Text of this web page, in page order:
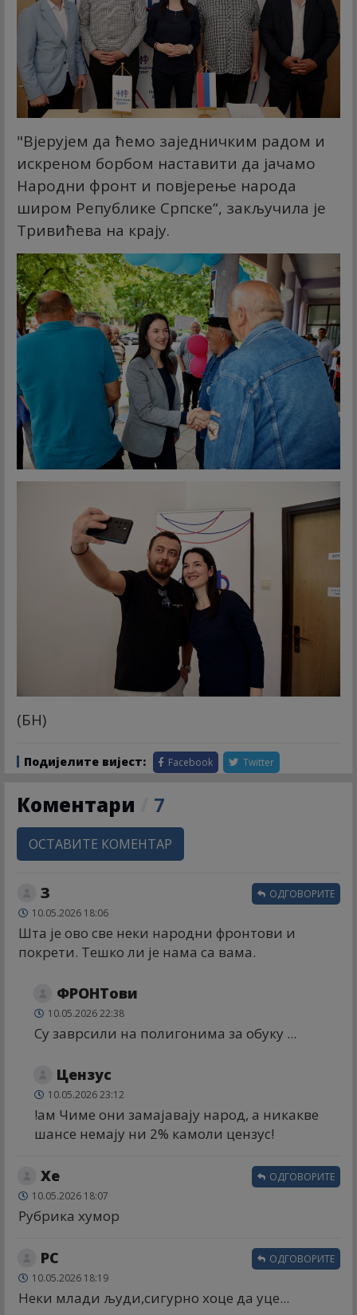
"Вјерујем да ћемо заједничким радом и
искреном борбом наставити да јачамо
Народни фронт и повјерење народа
широм Републике Српске“, закључила је
Тривићева на крају.
(БН)
Подијелите вијест: Facebook Twitter
Коментари 7
ОСТАВИТЕ КОМЕНТАР
З
10.05.2026 18:06
Шта је ово све неки народни фронтови и
покрети. Тешко ли је нама са вама.
ОДГОВОРИТЕ
ФРОНТови
10.05.2026 22:38
Су заврсили на полигонима за обуку ...
Цензус
10.05.2026 23:12
!ам Чиме они замајавају народ, а никакве
шансе немају ни 2% камоли цензус!
Хе
10.05.2026 18:07
Рубрика хумор
ОДГОВОРИТЕ
РС
10.05.2026 18:19
Неки млади људи,сигурно хоце да уце...
ОДГОВОРИТЕ